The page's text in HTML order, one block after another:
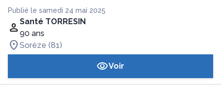
Publié le samedi 24 mai 2025
Santé TORRESIN
90 ans
Sorèze (81)
Voir